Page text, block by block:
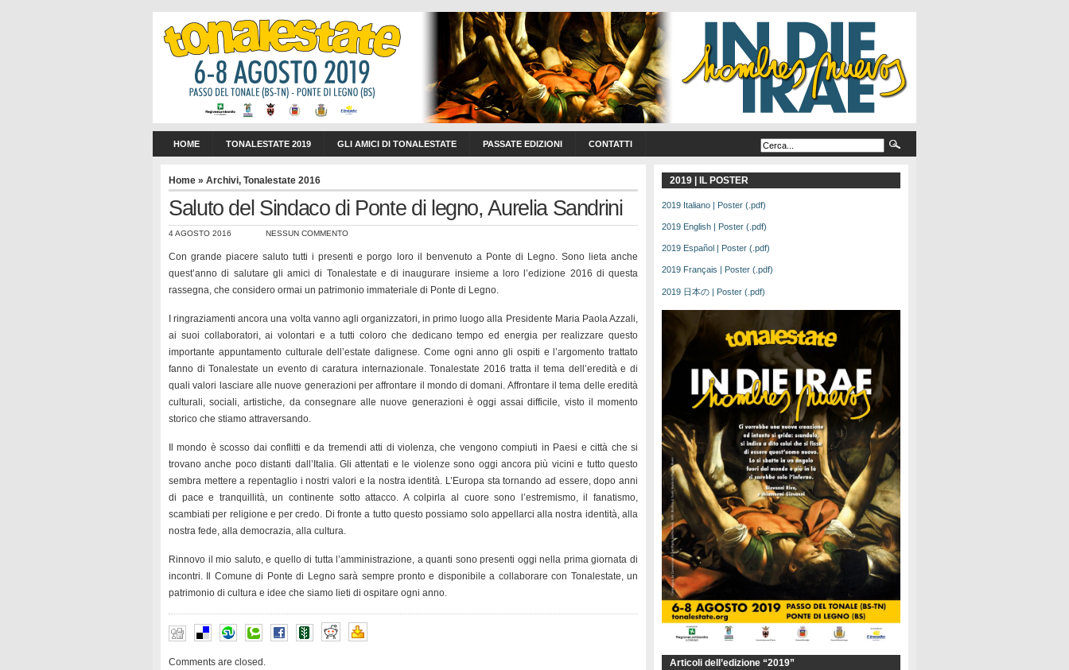
HOME TONALESTATE 2019 GLI AMICI DI TONALESTATE PASSATE EDIZIONI CONTATTI
Home » Archivi, Tonalestate 2016
Saluto del Sindaco di Ponte di legno, Aurelia Sandrini
4 AGOSTO 2016 NESSUN COMMENTO
Con grande piacere saluto tutti i presenti e porgo loro il benvenuto a Ponte di Legno. Sono lieta anche
quest’anno di salutare gli amici di Tonalestate e di inaugurare insieme a loro l’edizione 2016 di questa
rassegna, che considero ormai un patrimonio immateriale di Ponte di Legno.
I ringraziamenti ancora una volta vanno agli organizzatori, in primo luogo alla Presidente Maria Paola Azzali,
ai suoi collaboratori, ai volontari e a tutti coloro che dedicano tempo ed energia per realizzare questo
importante appuntamento culturale dell’estate dalignese. Come ogni anno gli ospiti e l’argomento trattato
fanno di Tonalestate un evento di caratura internazionale. Tonalestate 2016 tratta il tema dell’eredità e di
quali valori lasciare alle nuove generazioni per affrontare il mondo di domani. Affrontare il tema delle eredità
culturali, sociali, artistiche, da consegnare alle nuove generazioni è oggi assai difficile, visto il momento
storico che stiamo attraversando.
Il mondo è scosso dai conflitti e da tremendi atti di violenza, che vengono compiuti in Paesi e città che si
trovano anche poco distanti dall’Italia. Gli attentati e le violenze sono oggi ancora più vicini e tutto questo
sembra mettere a repentaglio i nostri valori e la nostra identità. L’Europa sta tornando ad essere, dopo anni
di pace e tranquillità, un continente sotto attacco. A colpirla al cuore sono l’estremismo, il fanatismo,
scambiati per religione e per credo. Di fronte a tutto questo possiamo solo appellarci alla nostra identità, alla
nostra fede, alla democrazia, alla cultura.
Rinnovo il mio saluto, e quello di tutta l’amministrazione, a quanti sono presenti oggi nella prima giornata di
incontri. Il Comune di Ponte di Legno sarà sempre pronto e disponibile a collaborare con Tonalestate, un
patrimonio di cultura e idee che siamo lieti di ospitare ogni anno.
Comments are closed.
2019 | IL POSTER
2019 Italiano | Poster (.pdf)
2019 English | Poster (.pdf)
2019 Español | Poster (.pdf)
2019 Français | Poster (.pdf)
2019 日本の | Poster (.pdf)
Articoli dell’edizione “2019”